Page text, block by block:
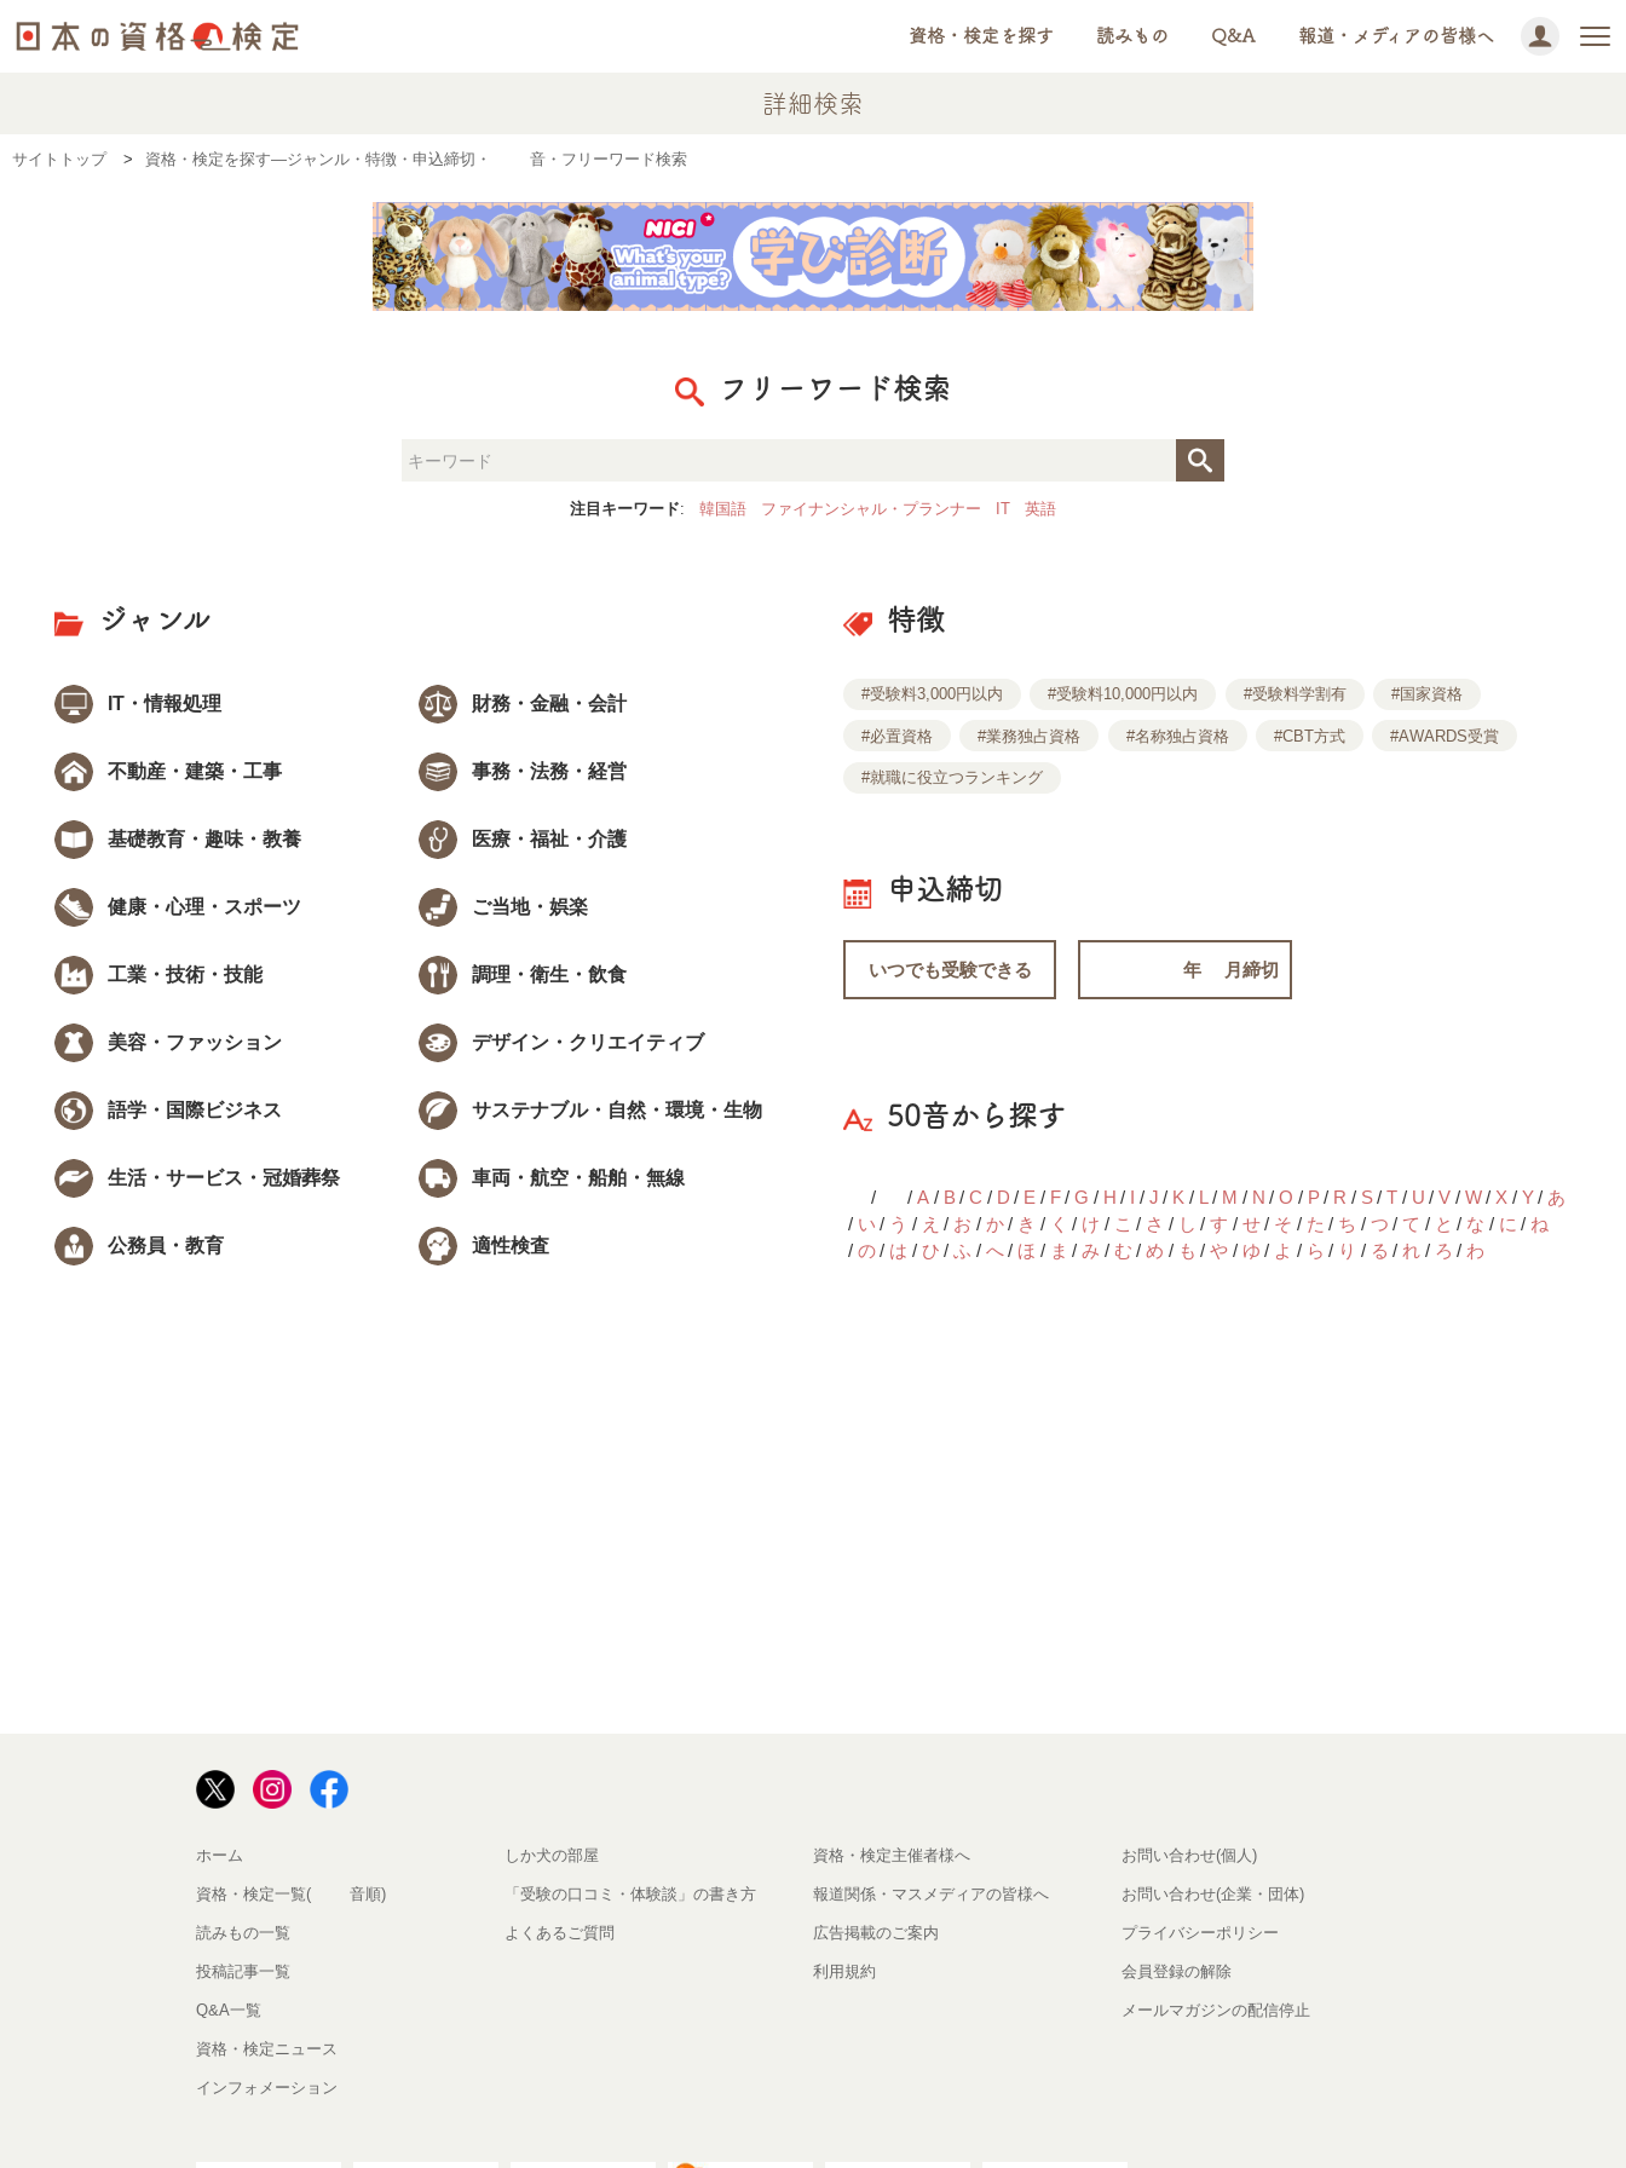
資格・検定を探す 読みもの Q&A 報道・メディアの皆様へ
詳細検索
サイトトップ 資格・検定を探す―ジャンル・特徴・申込締切・50音・フリーワード検索
フリーワード検索
注目キーワード: 韓国語 ファイナンシャル・プランナー IT 英語
ジャンル
IT・情報処理 財務・金融・会計
不動産・建築・工事 事務・法務・経営
基礎教育・趣味・教養 医療・福祉・介護
健康・心理・スポーツ ご当地・娯楽
工業・技術・技能 調理・衛生・飲食
美容・ファッション デザイン・クリエイティブ
語学・国際ビジネス サステナブル・自然・環境・生物
生活・サービス・冠婚葬祭 車両・航空・船舶・無線
公務員・教育 適性検査
特徴
#受験料3,000円以内 #受験料10,000円以内 #受験料学割有 #国家資格
#必置資格 #業務独占資格 #名称独占資格 #CBT方式 #AWARDS受賞
#就職に役立つランキング
申込締切
いつでも受験できる 2026年8月締切
50音から探す
A B C D E F G H J K L M N O P R S T U V W X Y
あ
い
う え お か き く け こ さ し す せ そ た ち つ て と な に
ね
の
は ひ ふ へ ほ ま み む め も や ゆ よ ら り る れ ろ わ
ホーム
資格・検定一覧(50音順)
読みもの一覧
投稿記事一覧
Q&A一覧
資格・検定ニュース
インフォメーション
しか犬の部屋
「受験の口コミ・体験談」の書き方
よくあるご質問
資格・検定主催者様へ
報道関係・マスメディアの皆様へ
広告掲載のご案内
利用規約
お問い合わせ(個人)
お問い合わせ(企業・団体)
プライバシーポリシー
会員登録の解除
メールマガジンの配信停止